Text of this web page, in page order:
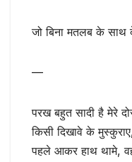
जो बिना मतलब के साथ
—
परख बहुत सादी है मेरे
किसी दिखावे के
पहले आकर हाथ थामे,